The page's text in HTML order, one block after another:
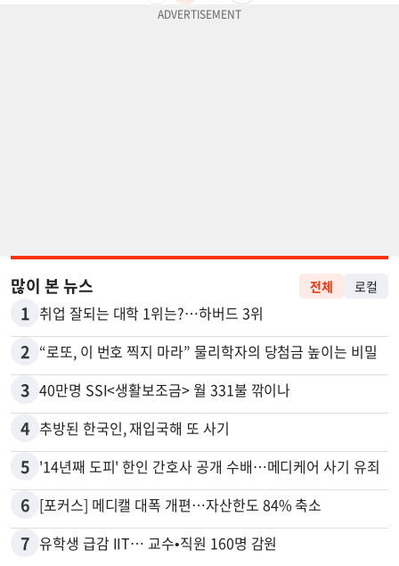
많이 본 뉴스 전체 로컬
1 취업 잘되는 대학 1위는?…하버드 3위
2 “로또, 이 번호 찍지 마라” 물리학자의 당첨금 높이는 비밀
3 40만명 SSI<생활보조금> 월 331불 깎이나
4 추방된 한국인, 재입국해 또 사기
5 '14년째 도피' 한인 간호사 공개 수배…메디케어 사기 유죄
6 [포커스] 메디캘 대폭 개편…자산한도 84% 축소
7 유학생 급감 IIT… 교수•직원 160명 감원